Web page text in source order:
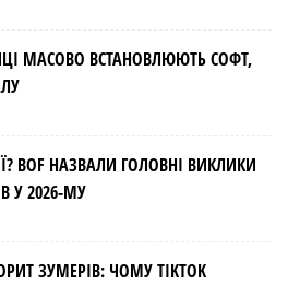
МАСОВО ВСТАНОВЛЮЮТЬ СОФТ,
BOF НАЗВАЛИ ГОЛОВНІ ВИКЛИКИ
У 2026-МУ
ЗУМЕРІВ: ЧОМУ TIKTOK